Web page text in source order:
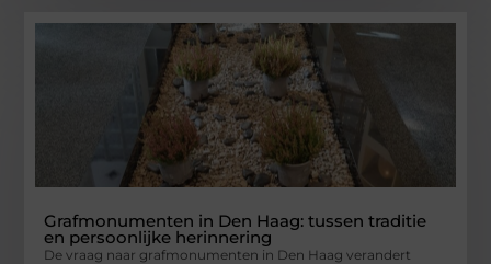
Grafmonumenten in Den Haag: tussen traditie
en persoonlijke herinnering
De vraag naar grafmonumenten in Den Haag verandert